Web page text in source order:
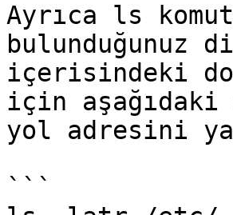
Ayrıca ls
içerisindeki
için aşağıdaki
yol adresini
```